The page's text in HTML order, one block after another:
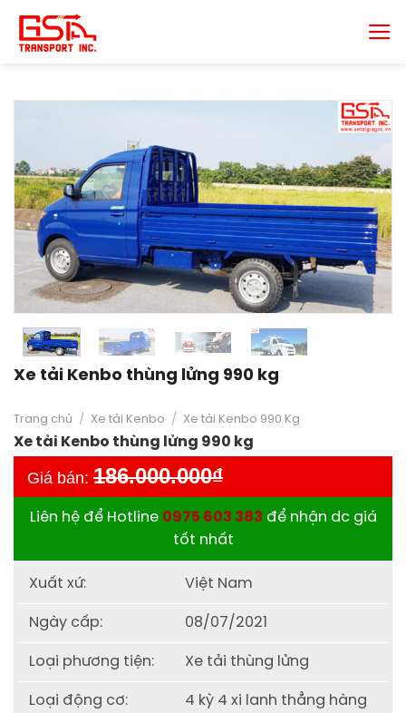
đến
nội
Xe tải Kenbo thùng lửng 990 kg
Trang chủ / Xe tải Kenbo / Xe tải Kenbo 990 Kg
Xe tải Kenbo thùng lửng 990 kg
Giá bán: 186.000.000₫
Liên hệ để Hotline 0975 603 383 để nhận dc giá
tốt nhất
Xuất xứ: Việt Nam
Ngày cấp: 08/07/2021
Loại phương tiện: Xe tải thùng lửng
Loại động cơ: 4 kỳ 4 xi lanh thẳng hàng